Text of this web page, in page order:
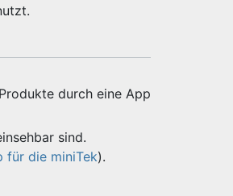
sind.
für die miniTek).